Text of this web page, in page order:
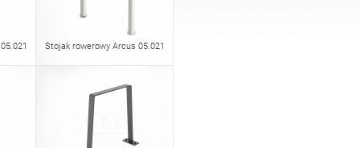
Stojak rowerowy Arcus 05.021